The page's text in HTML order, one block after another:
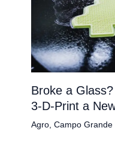
Broke a
3-D-Print a
Agro, Campo Grande